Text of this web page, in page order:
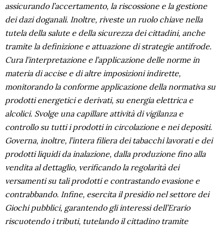
assicurando l’accertamento, la riscossione e la gestione
dei dazi doganali. Inoltre, riveste un ruolo chiave nella
tutela della salute e della sicurezza dei cittadini, anche
tramite la definizione e attuazione di strategie antifrode.
Cura l’interpretazione e l’applicazione delle norme in
materia di accise e di altre imposizioni indirette,
monitorando la conforme applicazione della normativa su
prodotti energetici e derivati, su energia elettrica e
alcolici. Svolge una capillare attività di vigilanza e
controllo su tutti i prodotti in circolazione e nei depositi.
Governa, inoltre, l’intera filiera dei tabacchi lavorati e dei
prodotti liquidi da inalazione, dalla produzione fino alla
vendita al dettaglio, verificando la regolarità dei
versamenti su tali prodotti e contrastando evasione e
contrabbando. Infine, esercita il presidio nel settore dei
Giochi pubblici, garantendo gli interessi dell’Erario
riscuotendo i tributi, tutelando il cittadino tramite